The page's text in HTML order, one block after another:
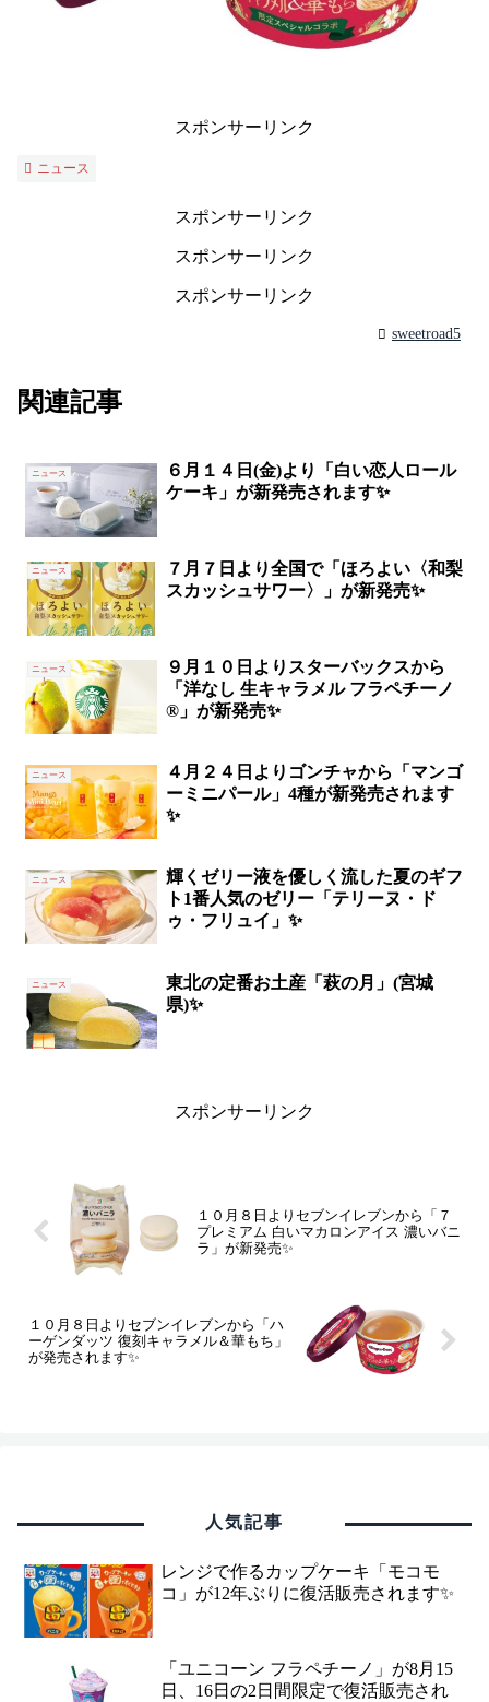
スポンサーリンク
ニュース
スポンサーリンク
スポンサーリンク
スポンサーリンク
sweetroad5
関連記事
ニュース
６月１４日(金)より「白い恋人ロール
ケーキ」が新発売されます✨
ニュース
７月７日より全国で「ほろよい〈和梨
スカッシュサワー〉」が新発売✨
ニュース
９月１０日よりスターバックスから
「洋なし 生キャラメル フラペチーノ
®」が新発売✨
ニュース
４月２４日よりゴンチャから「マンゴ
ーミニパール」4種が新発売されます
✨
ニュース
輝くゼリー液を優しく流した夏のギフ
ト1番人気のゼリー「テリーヌ・ド
ゥ・フリュイ」✨
ニュース
東北の定番お土産「萩の月」(宮城
県)✨
スポンサーリンク
１０月８日よりセブンイレブンから「７
プレミアム 白いマカロンアイス 濃いバニ
ラ」が新発売✨
１０月８日よりセブンイレブンから「ハ
ーゲンダッツ 復刻キャラメル＆華もち」
が発売されます✨
人気記事
レンジで作るカップケーキ「モコモ
コ」が12年ぶりに復活販売されます✨
「ユニコーン フラペチーノ」が8月15
日、16日の2日間限定で復活販売され